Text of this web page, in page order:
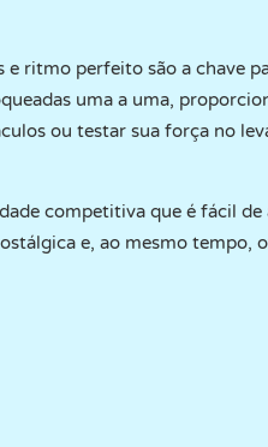
e ritmo perfeito são a chave
uma a uma,
ou testar sua força no
competitiva que é fácil
e, ao mesmo tempo,